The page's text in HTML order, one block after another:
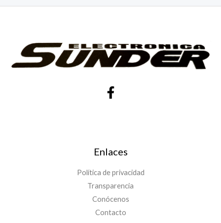
Enlaces
Política de privacidad
Transparencia
Conócenos
Contacto